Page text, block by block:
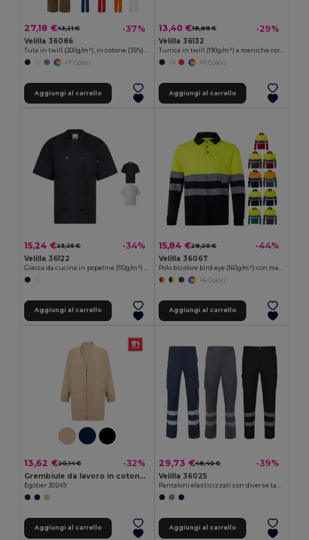
27,18 €43,21 € -37%
Velilla 36086
Tuta in twill (200g/m²), in cotone (35%) e poliestere (65%)
+7 Colori
Aggiungi al carrello
13,40 €18,88 € -29%
Velilla 36132
Tunica in twill (190g/m²) a maniche corte, in poliestere (65%) e cotone (35%)
+11 Colori
Aggiungi al carrello
15,24 €23,25 € -34%
Velilla 36122
Aggiungi al carrello
15,84 €28,20 € -44%
Velilla 36067
+6 Colori
Aggiungi al carrello
13,62 €20,14 € -32%
Grembiule da lavoro in cotone e poliestere
Egotier 30249
Aggiungi al carrello
29,73 €48,40 € -39%
Velilla 36025
Aggiungi al carrello